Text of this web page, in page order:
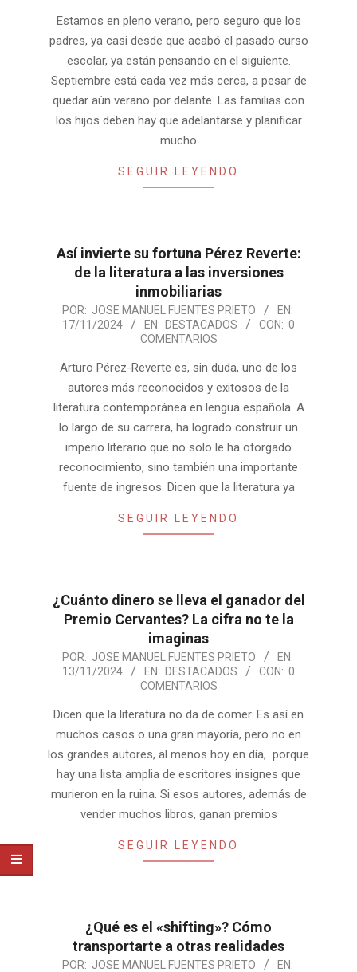
Estamos en pleno verano, pero seguro que los
padres, ya casi desde que acabó el pasado curso
escolar, ya están pensando en el siguiente.
Septiembre está cada vez más cerca, a pesar de
quedar aún verano por delante. Las familias con
los hijos deben hay que adelantarse y planificar
mucho
SEGUIR LEYENDO
Así invierte su fortuna Pérez Reverte:
de la literatura a las inversiones
inmobiliarias
2024-POR: JOSE MANUEL FUENTES PRIETO
EN:
17/11/2024
EN: DESTACADOS CON: 0
COMENTARIOS
Arturo Pérez-Reverte es, sin duda, uno de los
autores más reconocidos y exitosos de la
literatura contemporánea en lengua española. A
lo largo de su carrera, ha logrado construir un
imperio literario que no solo le ha otorgado
reconocimiento, sino también una importante
fuente de ingresos. Dicen que la literatura ya
SEGUIR LEYENDO
¿Cuánto dinero se lleva el ganador del
Premio Cervantes? La cifra no te la
imaginas
2024-POR: JOSE MANUEL FUENTES PRIETO
EN:
13/11/2024
EN: DESTACADOS CON: 0
COMENTARIOS
Dicen que la literatura no da de comer. Es así en
muchos casos o una gran mayoría, pero no en
los grandes autores, al menos hoy en día, porque
hay una lista amplia de escritores insignes que
murieron en la ruina. Si esos autores, además de
vender muchos libros, ganan premios
SEGUIR LEYENDO
¿Qué es el «shifting»? Cómo
transportarte a otras realidades
2024-POR: JOSE MANUEL FUENTES PRIETO EN: